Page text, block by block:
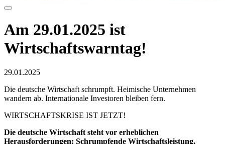
Am 29.01.2025 ist
Wirtschaftswarntag!
29.01.2025
Die deutsche Wirtschaft schrumpft. Heimische Unternehmen
wandern ab. Internationale Investoren bleiben fern.
WIRTSCHAFTSKRISE IST JETZT!
Die deutsche Wirtschaft steht vor erheblichen
Herausforderungen: Schrumpfende Wirtschaftsleistung,